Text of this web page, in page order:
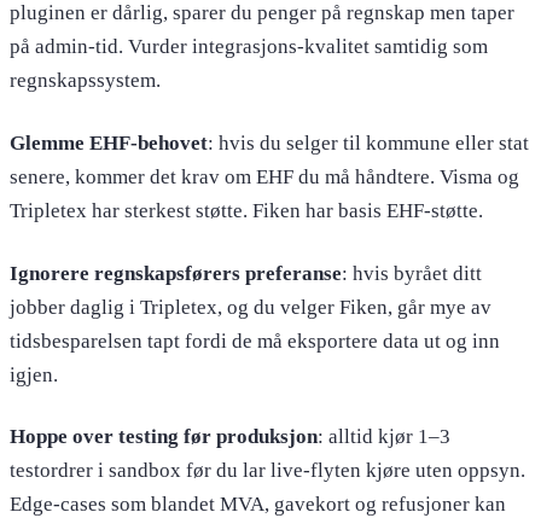
pluginen er dårlig, sparer du penger på regnskap men taper
på admin-tid. Vurder integrasjons-kvalitet samtidig som
regnskapssystem.
Glemme EHF-behovet: hvis du selger til kommune eller stat
senere, kommer det krav om EHF du må håndtere. Visma og
Tripletex har sterkest støtte. Fiken har basis EHF-støtte.
Ignorere regnskapsførers preferanse: hvis byrået ditt
jobber daglig i Tripletex, og du velger Fiken, går mye av
tidsbesparelsen tapt fordi de må eksportere data ut og inn
igjen.
Hoppe over testing før produksjon: alltid kjør 1–3
testordrer i sandbox før du lar live-flyten kjøre uten oppsyn.
Edge-cases som blandet MVA, gavekort og refusjoner kan